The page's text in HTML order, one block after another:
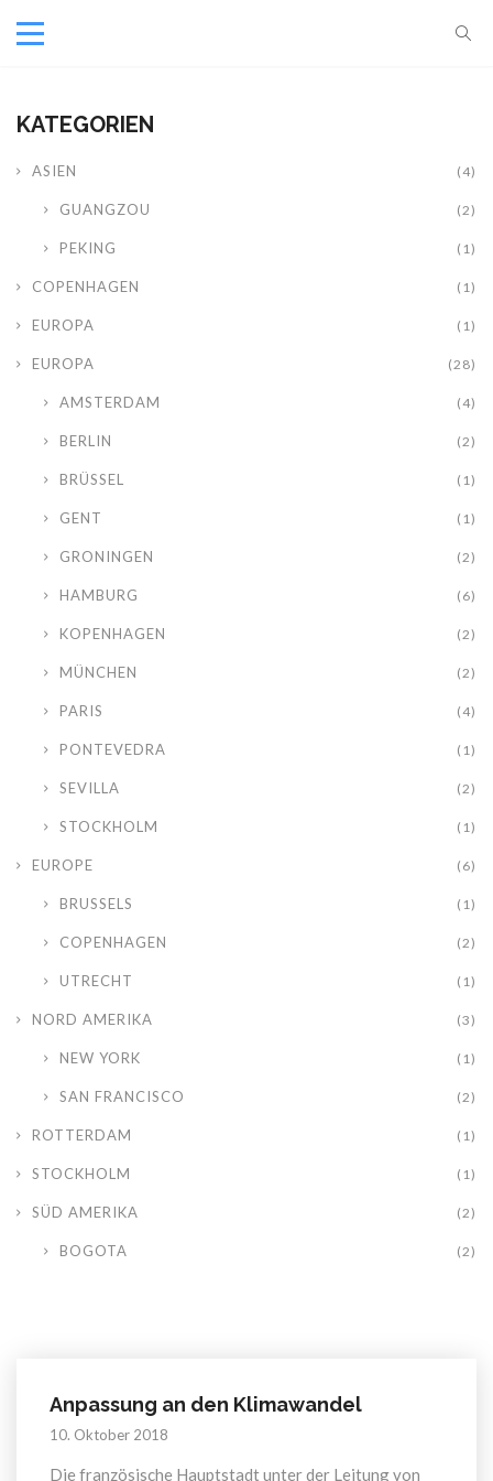
KATEGORIEN
ASIEN (4)
GUANGZOU (2)
PEKING (1)
COPENHAGEN (1)
EUROPA (1)
EUROPA (28)
AMSTERDAM (4)
BERLIN (2)
BRÜSSEL (1)
GENT (1)
GRONINGEN (2)
HAMBURG (6)
KOPENHAGEN (2)
MÜNCHEN (2)
PARIS (4)
PONTEVEDRA (1)
SEVILLA (2)
STOCKHOLM (1)
EUROPE (6)
BRUSSELS (1)
COPENHAGEN (2)
UTRECHT (1)
NORD AMERIKA (3)
NEW YORK (1)
SAN FRANCISCO (2)
ROTTERDAM (1)
STOCKHOLM (1)
SÜD AMERIKA (2)
BOGOTA (2)
Anpassung an den Klimawandel
10. Oktober 2018
Die französische Hauptstadt unter der Leitung von